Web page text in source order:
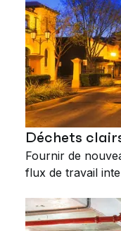
Déchets
Fournir de
flux de travail